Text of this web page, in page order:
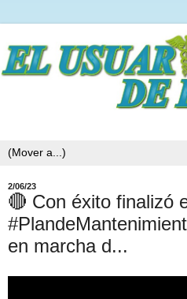
2/06/23
🔴 Con éxito finalizó
en marcha d...